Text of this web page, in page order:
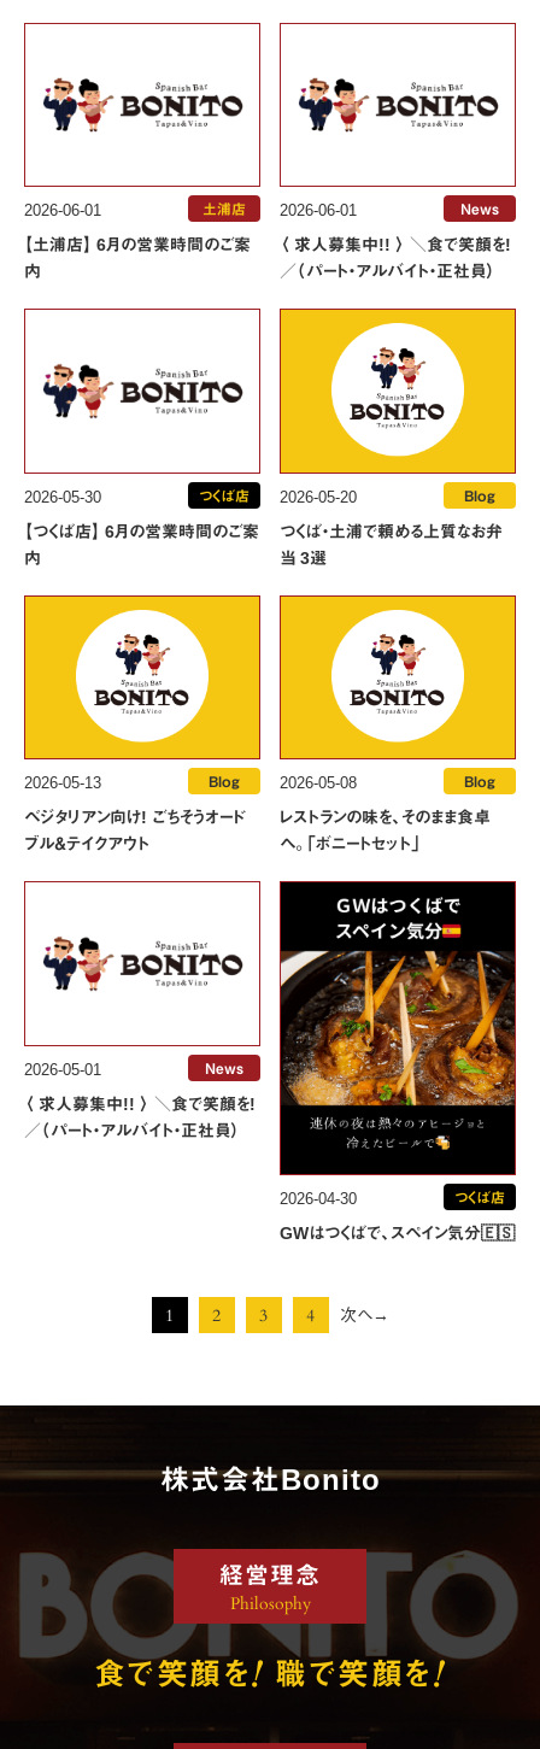
2026-06-01 土浦店
【土浦店】 6月の営業時間のご案
内
2026-06-01 News
〈 求人募集中!! 〉 ＼食で笑顔を!
／（パート・アルバイト・正社員）
2026-05-30 つくば店
【つくば店】 6月の営業時間のご案
内
2026-05-20 Blog
つくば・土浦で頼める上質なお弁
当 3選
2026-05-13 Blog
ベジタリアン向け! ごちそうオード
ブル＆テイクアウト
2026-05-08 Blog
レストランの味を、そのまま食卓
へ。「ボニートセット」
2026-05-01 News
〈 求人募集中!! 〉 ＼食で笑顔を!
／（パート・アルバイト・正社員）
2026-04-30 つくば店
GWはつくばで、スペイン気分🇪🇸
1 2 3 4 次へ→
株式会社Bonito
経営理念
Philosophy
食で笑顔を! 職で笑顔を!